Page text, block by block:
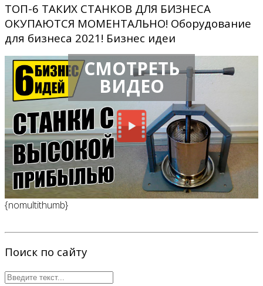
ТОП-6 ТАКИХ СТАНКОВ ДЛЯ БИЗНЕСА
ОКУПАЮТСЯ МОМЕНТАЛЬНО! Оборудование
для бизнеса 2021! Бизнес идеи
СМОТРЕТЬ
ВИДЕО
{nomultithumb}
Поиск по сайту